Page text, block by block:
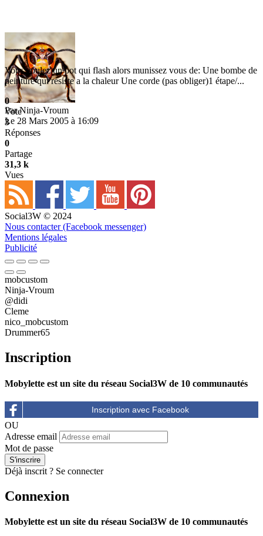
ParNinja-Vroum
Le 28 Mars 2005 à 16:09
Vous voulez un pot qui flash alors munissez vous de: Une bombe de
peinture qui résiste a la chaleur Une corde (pas obliger)1 étape/...
0
Vote
3
Réponses
0
Partage
31,3 k
Vues
Social3W © 2024
Nous contacter (Facebook messenger)
Mentions légales
Publicité
mobcustom
Ninja-Vroum
@didi
Cleme
nico_mobcustom
Drummer65
Inscription
Mobylette est un site du réseau Social3W de 10 communautés
OU
Adresse email
Mot de passe
Déjà inscrit ? Se connecter
Connexion
Mobylette est un site du réseau Social3W de 10 communautés